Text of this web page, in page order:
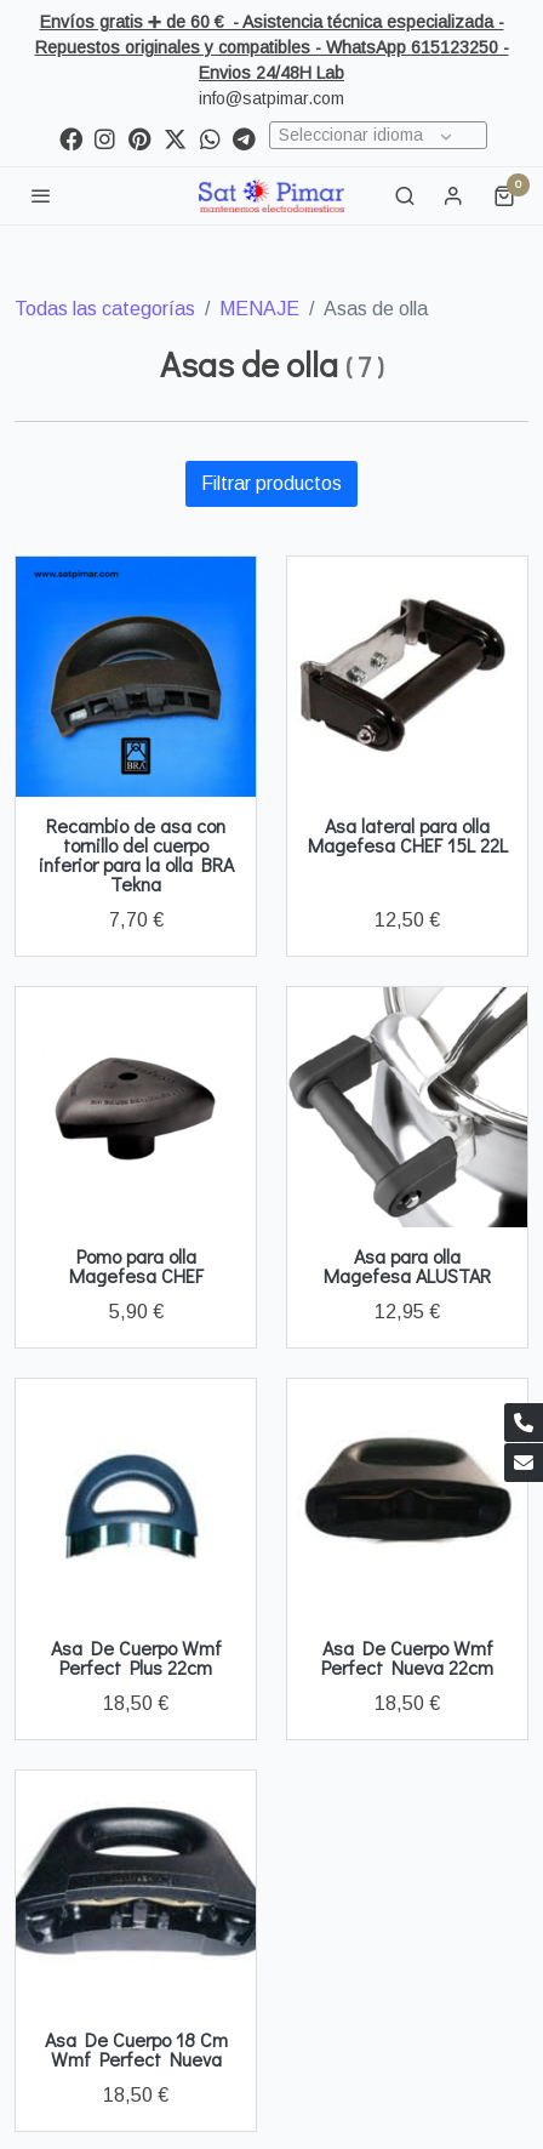
Envíos gratis ➕ de 60 € - Asistencia técnica especializada -
Repuestos originales y compatibles - WhatsApp 615123250 -
Envios 24/48H Lab
info@satpimar.com
Seleccionar idioma
0
Todas las categorías MENAJE Asas de olla
Asas de olla (7)
Filtrar productos
Recambio de asa con
tornillo del cuerpo
inferior para la olla BRA
Tekna
7,70 €
Asa lateral para olla
Magefesa CHEF 15L 22L
12,50 €
Pomo para olla
Magefesa CHEF
5,90 €
Asa para olla
Magefesa ALUSTAR
12,95 €
Asa De Cuerpo Wmf
Perfect Plus 22cm
18,50 €
Asa De Cuerpo Wmf
Perfect Nueva 22cm
18,50 €
Asa De Cuerpo 18 Cm
Wmf Perfect Nueva
18,50 €